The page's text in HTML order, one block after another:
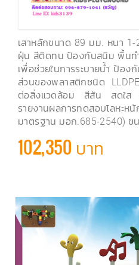
เสาหลักขนาด 89 มม. หนา
ฝุ่น สีติดทน ป้องกันสนิม พื้นท
เพื่อช่วยในการระบายน้ำ ป้อ
ส่วนของพลาสติกชนิด
ต่อสิ่งแวดล้อม สีสัน สดใส
รายงานผลการทดสอบโลห
มาตรฐาน มอก.685-2540) ข
102,350 บาท